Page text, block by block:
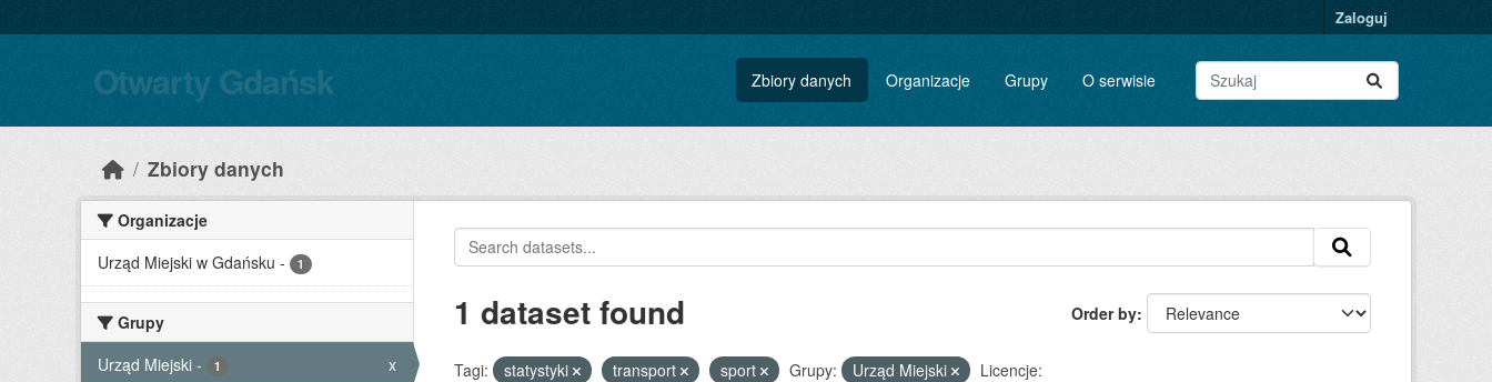
Zaloguj
Otwarty Gdańsk Zbiory danych Organizacje Grupy O serwisie
Zbiory danych
Organizacje
Urząd Miejski w Gdańsku - 1
Grupy
Urząd Miejski - 1 x
Order by
1 dataset found
Tagi: statystyki transport sport Grupy: Urząd Miejski
Licencje: